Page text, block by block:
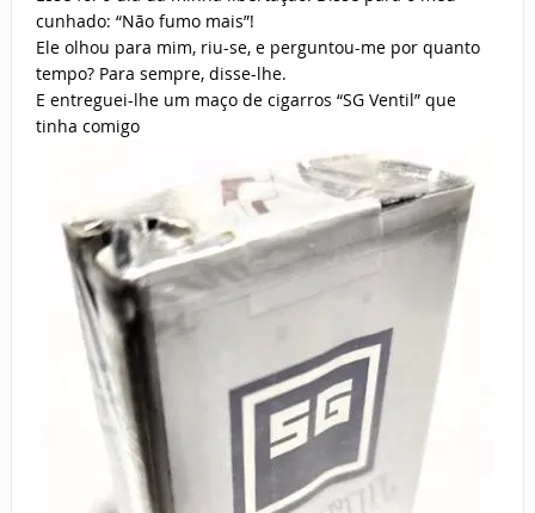
cunhado: “Não fumo mais”!
Ele olhou para mim, riu-se, e perguntou-me por quanto
tempo? Para sempre, disse-lhe.
E entreguei-lhe um maço de cigarros “SG Ventil” que
tinha comigo